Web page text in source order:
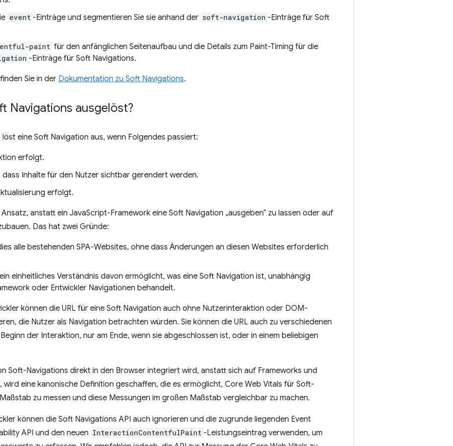
event -Einträge und segmentieren Sie sie anhand der soft-navigation -Einträge für Soft
paint für den anfänglichen Seitenaufbau und die Details zum Paint-Timing für die
-Einträge für Soft Navigations.
Sie in der Dokumentation zu Soft Navigations.
Navigations ausgelöst?
eine Soft Navigation aus, wenn Folgendes passiert:
erfolgt.
Inhalte für den Nutzer sichtbar gerendert werden.
erfolgt.
anstatt ein JavaScript-Framework eine Soft Navigation „ausgeben“ zu lassen oder auf
Das hat zwei Gründe:
alle bestehenden SPA-Websites, ohne dass Änderungen an diesen Websites erforderlich
einheitliches Verständnis davon ermöglicht, was eine Soft Navigation ist, unabhängig
oder Entwickler Navigationen behandelt.
können die URL für eine Soft Navigation auch ohne Nutzerinteraktion oder DOM-
die Nutzer als Navigation betrachten würden. Sie können die URL auch zu verschiedenen
der Interaktion, nur am Ende, wenn sie abgeschlossen ist, oder in einem beliebigen
Soft-Navigations direkt in den Browser integriert wird, anstatt sich auf Frameworks und
wird eine kanonische Definition geschaffen, die es ermöglicht, Core Web Vitals für Soft-
zu messen und diese Messungen im großen Maßstab vergleichbar zu machen.
können die Soft Navigations API auch ignorieren und die zugrunde liegenden Event
API und den neuen InteractionContentfulPaint -Leistungseintrag verwenden, um